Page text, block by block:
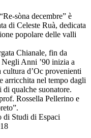
sòna decembre” è
di Celeste Ruà, dedicata
popolare delle valli
Chianale, fin da
Negli Anni ’90 inizia a
d’Oc provenienti
arricchita nel tempo dagli
qualche suonatore.
Rossella Pellerino e
di Studi di Espaci